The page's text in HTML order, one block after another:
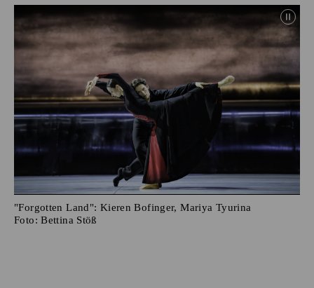
"Forgotten Land": Kieren Bofinger, Mariya Tyurina
Foto: Bettina Stöß